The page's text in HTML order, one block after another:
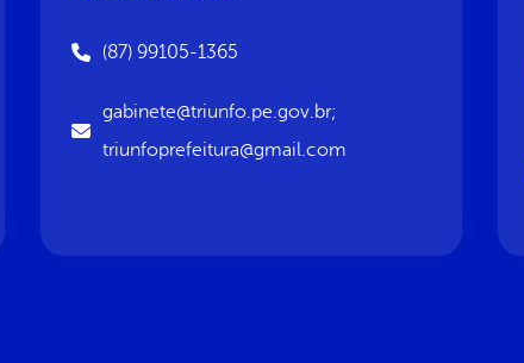
(87) 99105-1365
gabinete@triunfo.pe.gov.br;
triunfoprefeitura@gmail.com